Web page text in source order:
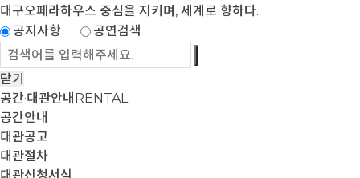
대구오페라하우스 중심을 지키며, 세계로 향하다.
공지사항
공연검색
닫기
공간·대관안내 RENTAL
공간안내
대관공고
대관절차